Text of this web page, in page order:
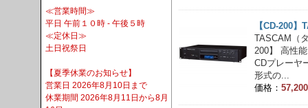
【CD-200
TASCAM（
200】 高性
CDプレーヤ
形式の...
価格：
≪営業時間≫
平日 午前１０時 - 午後５時
≪定休日≫
土日祝祭日
【夏季休業のお知らせ】
営業日 2026年8月10日まで
休業期間 2026年8月11日から8月